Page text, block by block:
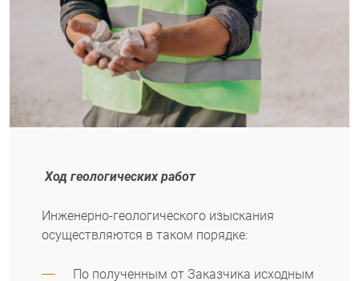
Ход геологических работ
Инженерно-геологического изыскания
осуществляются в таком порядке:
По полученным от Заказчика исходным